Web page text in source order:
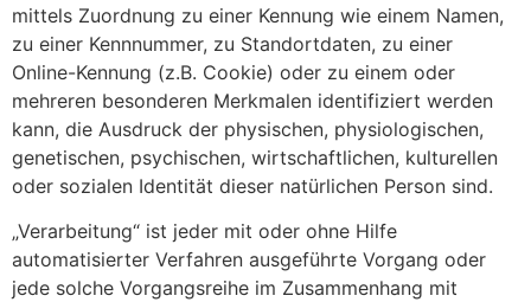
mittels Zuordnung zu einer Kennung wie einem Namen,
zu einer Kennnummer, zu Standortdaten, zu einer
Online-Kennung (z.B. Cookie) oder zu einem oder
mehreren besonderen Merkmalen identifiziert werden
kann, die Ausdruck der physischen, physiologischen,
genetischen, psychischen, wirtschaftlichen, kulturellen
oder sozialen Identität dieser natürlichen Person sind.
„Verarbeitung“ ist jeder mit oder ohne Hilfe
automatisierter Verfahren ausgeführte Vorgang oder
jede solche Vorgangsreihe im Zusammenhang mit